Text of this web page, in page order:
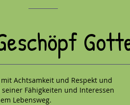
Achtsamkeit und Respekt und
Fähigkeiten und Interessen
Lebensweg.